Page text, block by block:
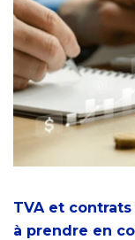
TVA et
à prendre en